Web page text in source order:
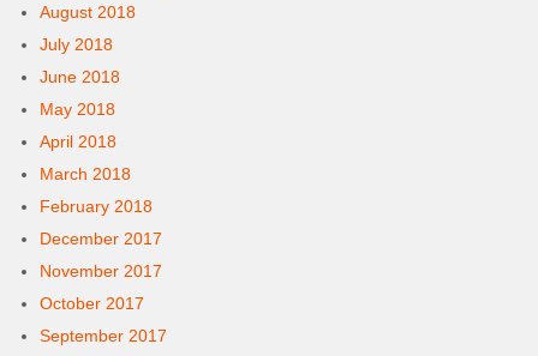
August 2018
July 2018
June 2018
May 2018
April 2018
March 2018
February 2018
December 2017
November 2017
October 2017
September 2017